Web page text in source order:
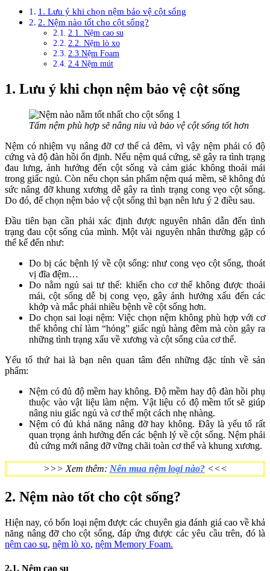
1. Lưu ý khi chọn nệm bảo vệ cột sống
2. Nệm nào tốt cho cột sống?
2.1. Nệm cao su
2.2. Nệm lò xo
2.3 Nệm Foam
2.4 Nệm mút
1. Lưu ý khi chọn nệm bảo vệ cột sống
Tấm nệm phù hợp sẽ nâng niu và bảo vệ cột sống tốt hơn
Nệm có nhiệm vụ nâng đỡ cơ thể cả đêm, vì vậy nệm phải có độ
cứng và độ đàn hồi ổn định. Nếu nệm quá cứng, sẽ gây ra tình trạng
đau lưng, ảnh hưởng đến cột sống và cảm giác không thoải mái
trong giấc ngủ. Còn nếu chọn sản phẩm nệm quá mềm, sẽ không đủ
sức nâng đỡ khung xương dễ gây ra tình trạng cong vẹo cột sống.
Do đó, để chọn nệm bảo vệ cột sống thì bạn nên lưu ý 2 điều sau.
Đầu tiên bạn cần phải xác định được nguyên nhân dẫn đến tình
trạng đau cột sống của mình. Một vài nguyên nhân thường gặp có
thể kể đến như:
Do bị các bệnh lý về cột sống: như cong vẹo cột sống, thoát
vị đĩa đệm…
Do nằm ngủ sai tư thế: khiến cho cơ thể không được thoải
mái, cột sống dễ bị cong vẹo, gây ảnh hưởng xấu đến các
khớp và mắc phải nhiều bệnh về cột sống hơn.
Do chọn sai loại nệm: Việc chọn nệm không phù hợp với cơ
thể không chỉ làm “hỏng” giấc ngủ hàng đêm mà còn gây ra
những tình trạng xấu về xương và cột sống của cơ thể.
Yếu tố thứ hai là bạn nên quan tâm đến những đặc tính về sản
phẩm:
Nệm có đủ độ mềm hay không. Độ mềm hay độ đàn hồi phụ
thuộc vào vật liệu làm nệm. Vật liệu có độ mềm tốt sẽ giúp
nâng niu giấc ngủ và cơ thể một cách nhẹ nhàng.
Nệm có đủ khả năng nâng đỡ hay không. Đây là yếu tố rất
quan trọng ảnh hưởng đến các bệnh lý về cột sống. Nệm phải
đủ cứng mới nâng đỡ vững chãi toàn cơ thể và khung xương.
>>> Xem thêm: Nên mua nệm loại nào?<<<
2. Nệm nào tốt cho cột sống?
Hiện nay, có bốn loại nệm được các chuyên gia đánh giá cao về khả
năng nâng đỡ cho cột sống, đáp ứng được các yêu cầu trên, đó là
nệm cao su, nệm lò xo, nệm Memory Foam.
2.1. Nệm cao su